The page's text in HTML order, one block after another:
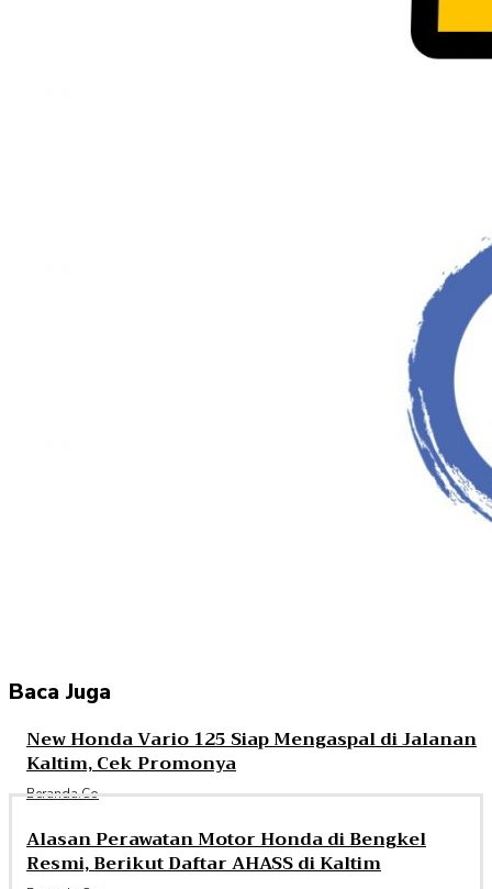
Baca Juga
New Honda Vario 125 Siap Mengaspal di Jalanan
Kaltim, Cek Promonya
Beranda.co
Alasan Perawatan Motor Honda di Bengkel
Resmi, Berikut Daftar AHASS di Kaltim